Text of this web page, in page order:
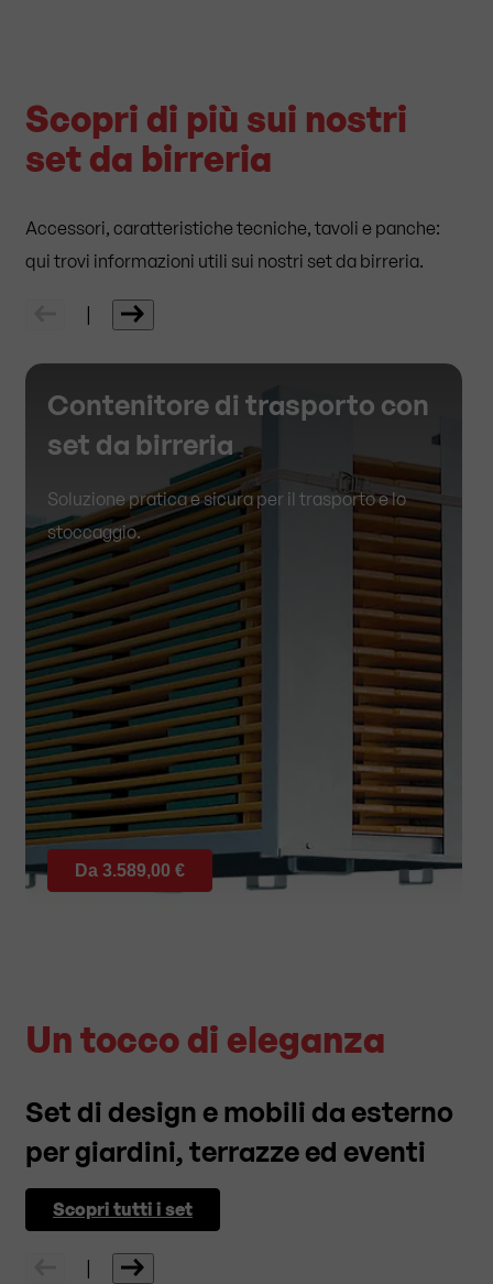
Scopri di più sui nostri
set da birreria
Accessori, caratteristiche tecniche, tavoli e panche:
qui trovi informazioni utili sui nostri set da birreria.
|
Contenitore di trasporto con
set da birreria
Soluzione pratica e sicura per il trasporto e lo
stoccaggio.
Da 3.589,00 €
Un tocco di eleganza
Set di design e mobili da esterno
per giardini, terrazze ed eventi
Scopri tutti i set
|